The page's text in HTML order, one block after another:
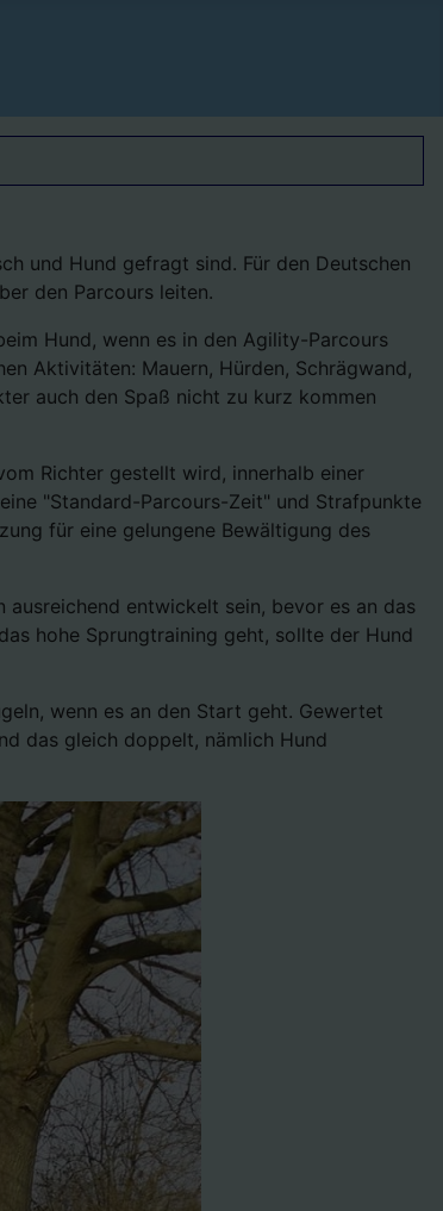
und Hund gefragt sind. Für den Deutschen
den Parcours leiten.
Hund, wenn es in den Agility-Parcours
Aktivitäten: Mauern, Hürden, Schrägwand,
auch den Spaß nicht zu kurz kommen
Richter gestellt wird, innerhalb einer
"Standard-Parcours-Zeit" und Strafpunkte
für eine gelungene Bewältigung des
ausreichend entwickelt sein, bevor es an das
hohe Sprungtraining geht, sollte der Hund
wenn es an den Start geht. Gewertet
das gleich doppelt, nämlich Hund